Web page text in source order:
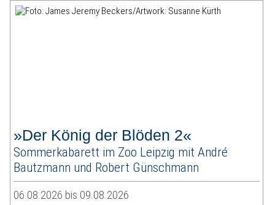
»Der König der Blöden 2«
Sommerkabarett im Zoo Leipzig mit André
Bautzmann und Robert Günschmann
06.08.2026 bis 09.08.2026